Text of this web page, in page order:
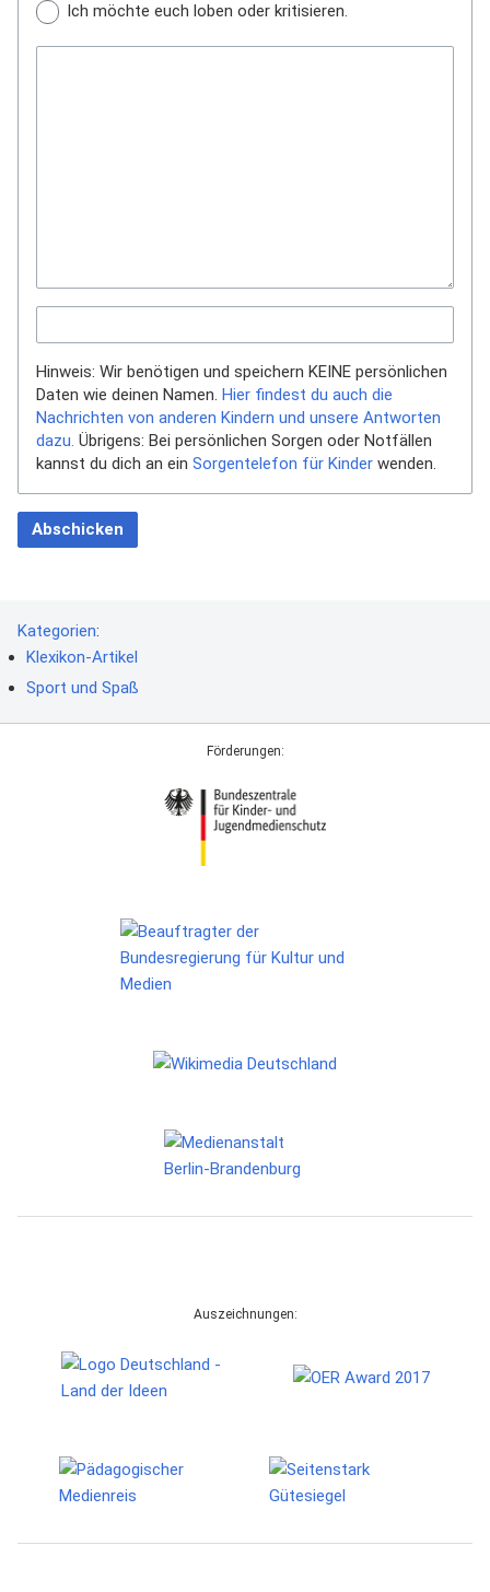
Ich möchte euch loben oder kritisieren.
Hinweis: Wir benötigen und speichern KEINE persönlichen
Daten wie deinen Namen. Hier findest du auch die
Nachrichten von anderen Kindern und unsere Antworten
dazu. Übrigens: Bei persönlichen Sorgen oder Notfällen
kannst du dich an ein Sorgentelefon für Kinder wenden.
Abschicken
Kategorien:
Klexikon-Artikel
Sport und Spaß
Förderungen:
Auszeichnungen: